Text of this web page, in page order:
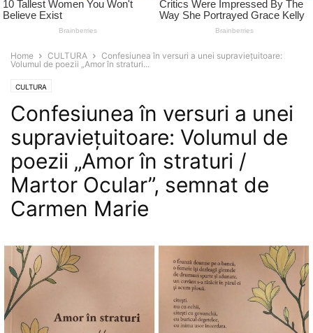
Home CULTURA
Confesiunea în versuri a unei supraviețuitoare:
Volumul de poezii „Amor în straturi...
CULTURA
Confesiunea în versuri a unei
supraviețuitoare: Volumul de
poezii „Amor în straturi /
Martor Ocular”, semnat de
Carmen Marie